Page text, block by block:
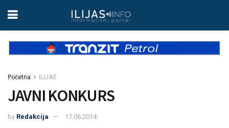
Početna ILIJAŠ
JAVNI KONKURS
by Redakcija 17.06.2014.